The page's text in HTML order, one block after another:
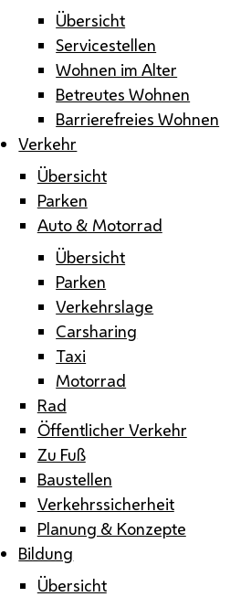
Übersicht
Servicestellen
Wohnen im Alter
Betreutes Wohnen
Barrierefreies Wohnen
Verkehr
Übersicht
Parken
Auto & Motorrad
Übersicht
Parken
Verkehrslage
Carsharing
Taxi
Motorrad
Rad
Öffentlicher Verkehr
Zu Fuß
Baustellen
Verkehrssicherheit
Planung & Konzepte
Bildung
Übersicht